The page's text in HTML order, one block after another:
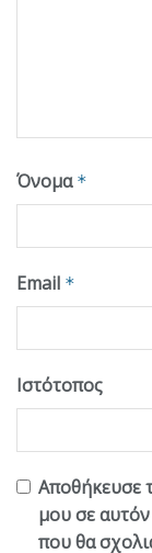
Όνομα *
Email *
Ιστότοπος
Αποθήκευσε
μου σε
που θα